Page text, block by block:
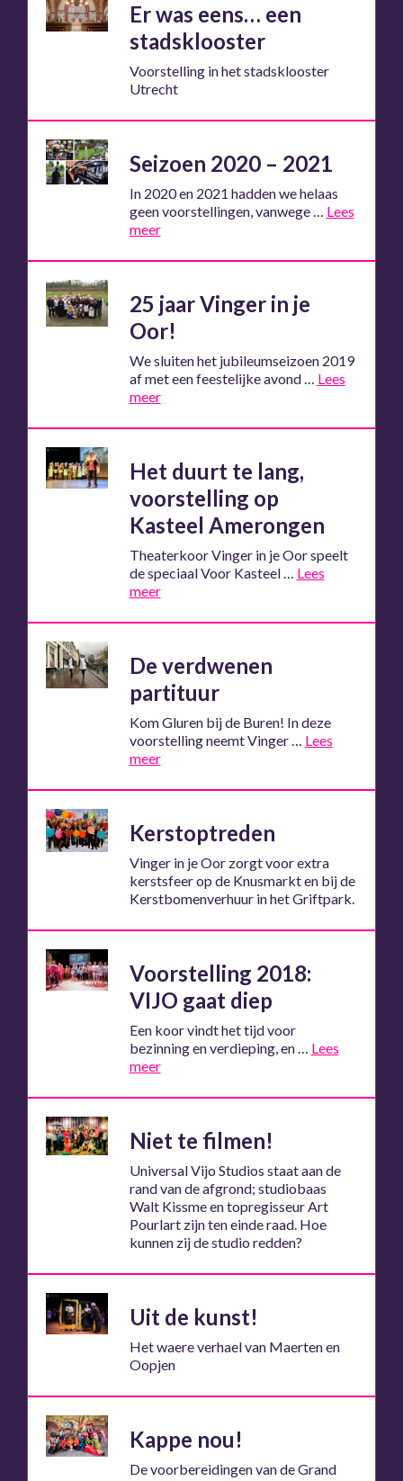
Er was eens… een
stadsklooster
Voorstelling in het stadsklooster
Utrecht
Seizoen 2020 – 2021
In 2020 en 2021 hadden we helaas
geen voorstellingen, vanwege … Lees
meer
25 jaar Vinger in je
Oor!
We sluiten het jubileumseizoen 2019
af met een feestelijke avond … Lees
meer
Het duurt te lang,
voorstelling op
Kasteel Amerongen
Theaterkoor Vinger in je Oor speelt
de speciaal Voor Kasteel … Lees
meer
De verdwenen
partituur
Kom Gluren bij de Buren! In deze
voorstelling neemt Vinger … Lees
meer
Kerstoptreden
Vinger in je Oor zorgt voor extra
kerstsfeer op de Knusmarkt en bij de
Kerstbomenverhuur in het Griftpark.
Voorstelling 2018:
VIJO gaat diep
Een koor vindt het tijd voor
bezinning en verdieping, en … Lees
meer
Niet te filmen!
Universal Vijo Studios staat aan de
rand van de afgrond; studiobaas
Walt Kissme en topregisseur Art
Pourlart zijn ten einde raad. Hoe
kunnen zij de studio redden?
Uit de kunst!
Het waere verhael van Maerten en
Oopjen
Kappe nou!
De voorbereidingen van de Grand